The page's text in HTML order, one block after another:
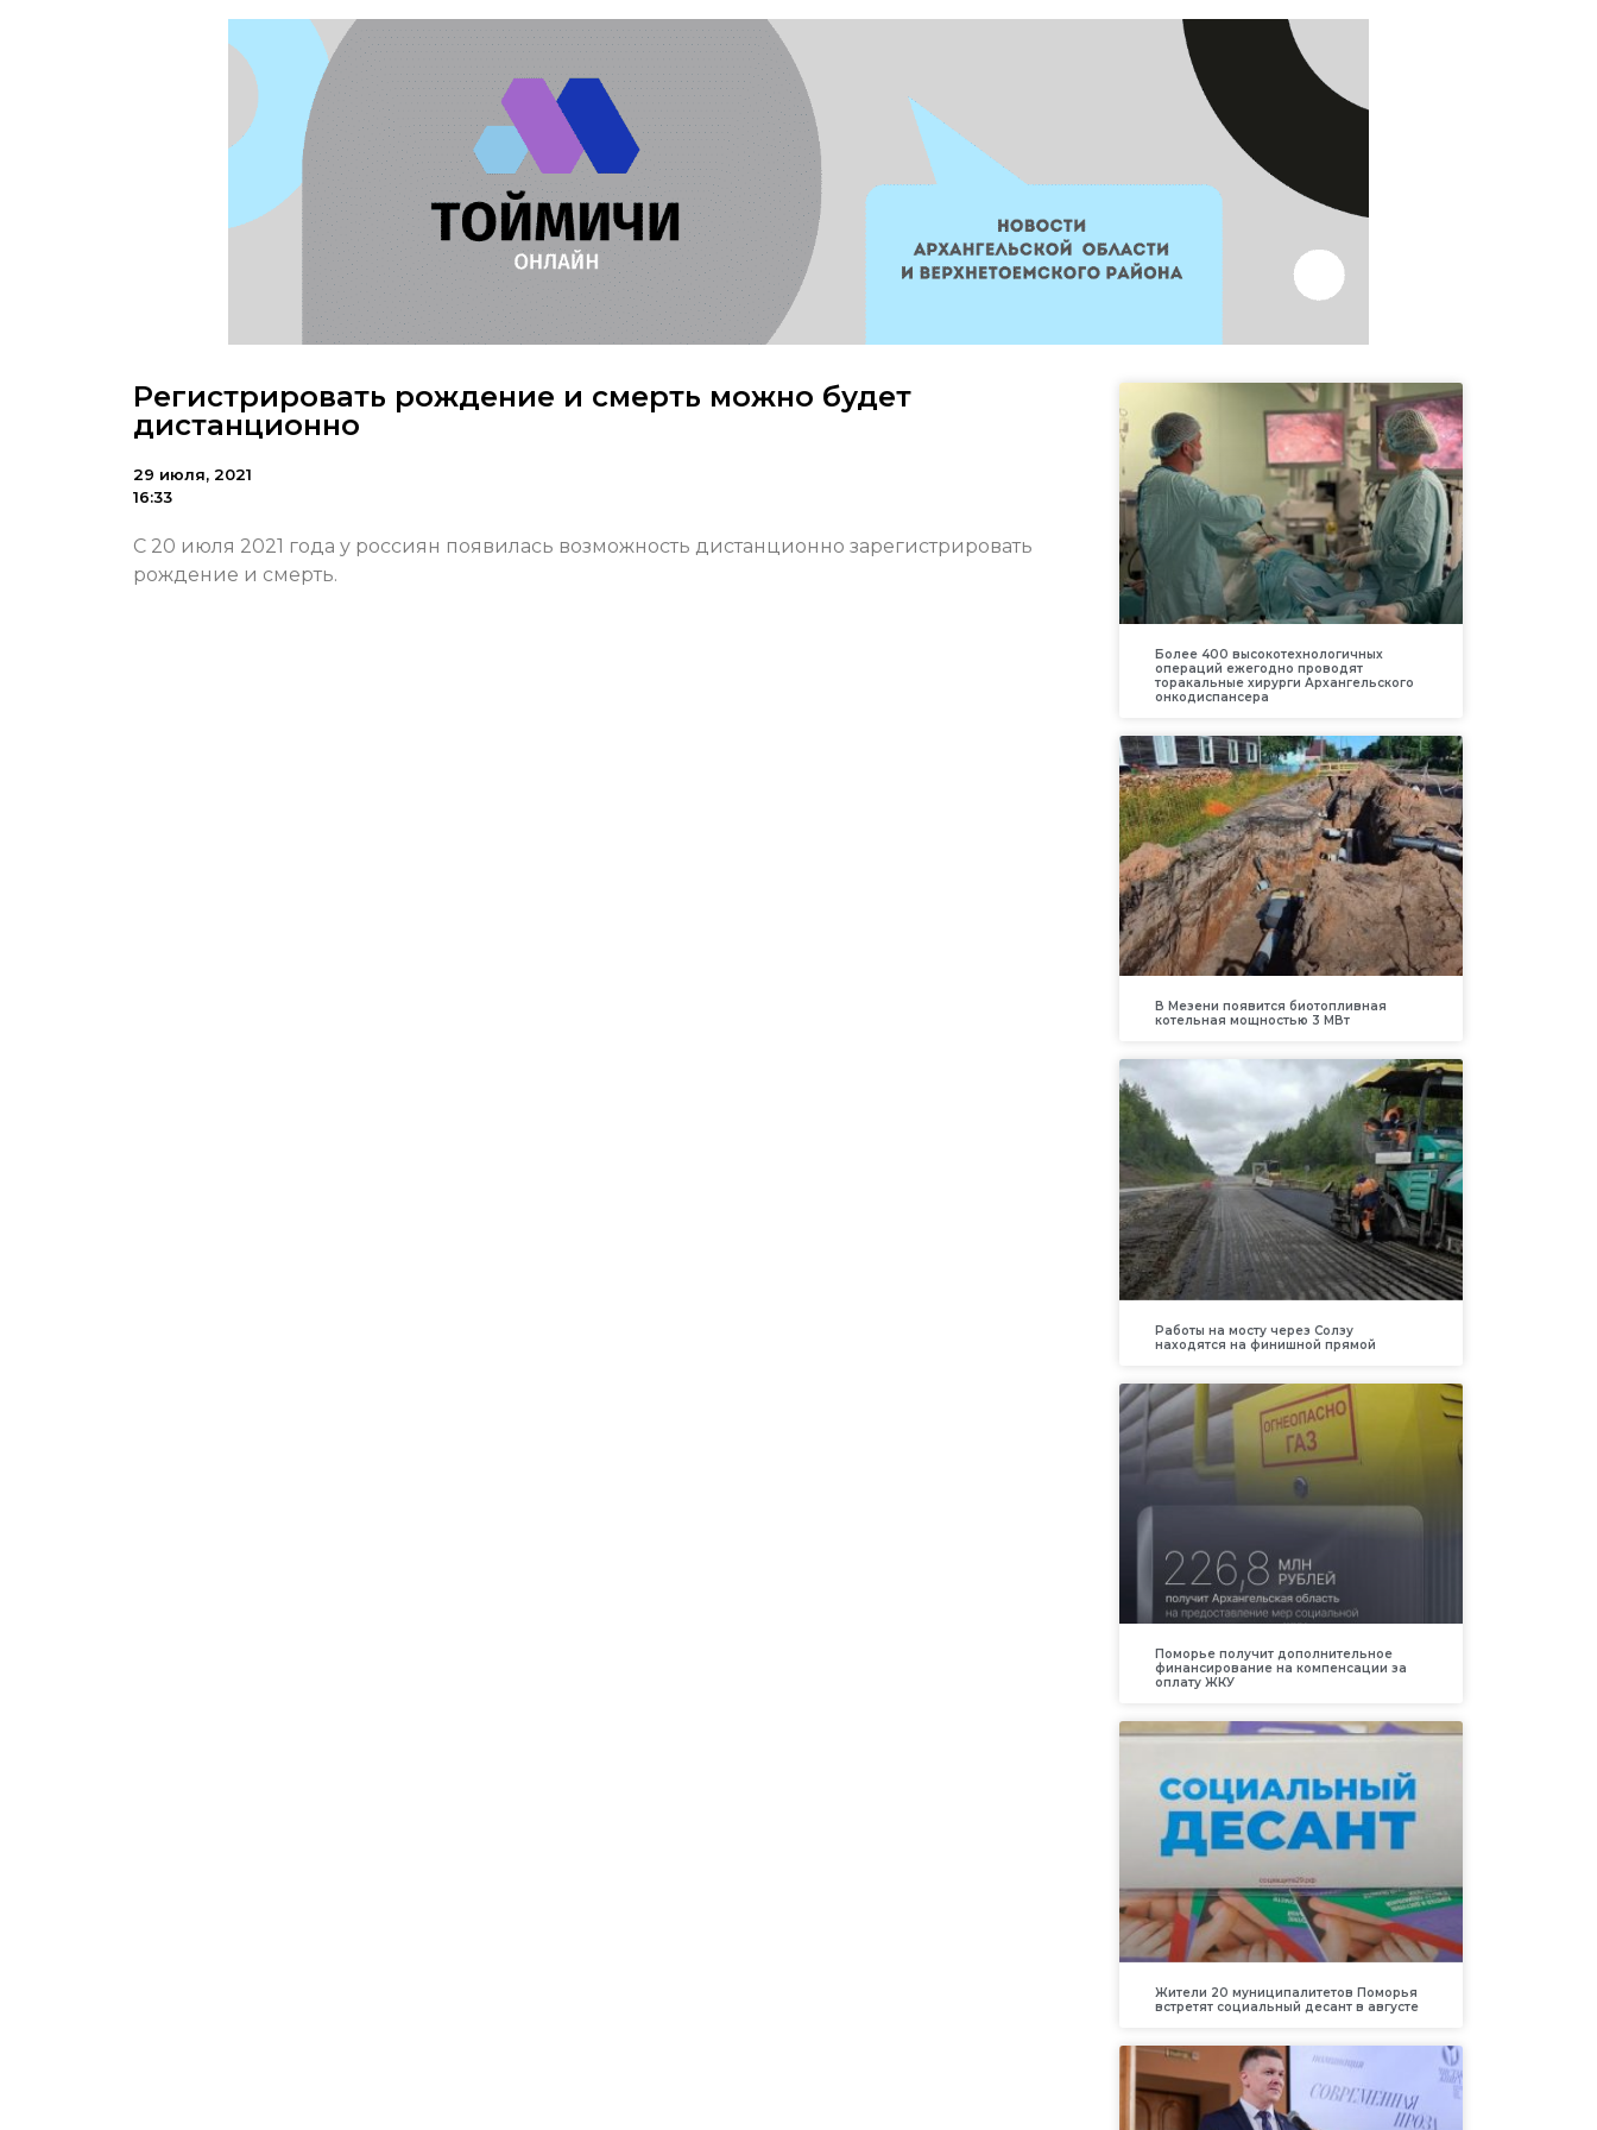
Регистрировать рождение и смерть можно будет
дистанционно
29 июля, 2021
16:33
С 20 июля 2021 года у россиян появилась возможность дистанционно зарегистрировать
рождение и смерть.
Более 400 высокотехнологичных
операций ежегодно проводят
торакальные хирурги Архангельского
онкодиспансера
В Мезени появится биотопливная
котельная мощностью 3 МВт
Работы на мосту через Солзу
находятся на финишной прямой
Поморье получит дополнительное
финансирование на компенсации за
оплату ЖКУ
Жители 20 муниципалитетов Поморья
встретят социальный десант в августе